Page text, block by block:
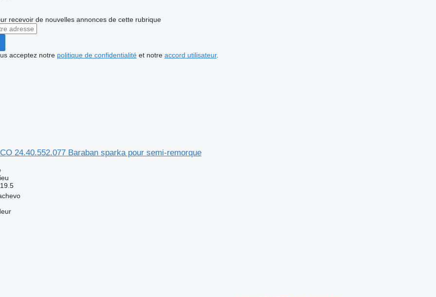
recevoir de nouvelles annonces de cette rubrique
acceptez notre politique de confidentialitéet notre accord utilisateur.
24.40.552.077 Baraban sparka pour semi-remorque